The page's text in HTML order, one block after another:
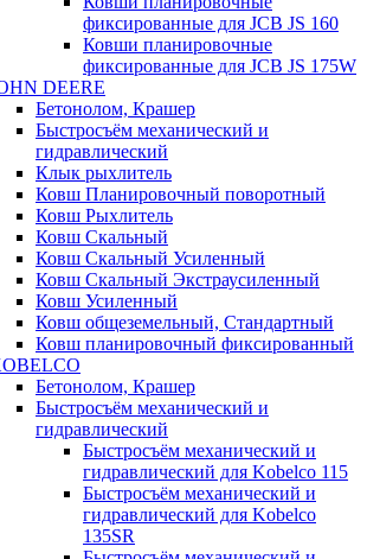
фиксированные для JCB JS 160
Ковши планировочные
фиксированные для JCB JS 175W
DEERE
Бетонолом, Крашер
Быстросъём механический и
гидравлический
Клык рыхлитель
Ковш Планировочный поворотный
Ковш Рыхлитель
Ковш Скальный
Ковш Скальный Усиленный
Ковш Скальный Экстраусиленный
Ковш Усиленный
Ковш общеземельный, Стандартный
Ковш планировочный фиксированный
Бетонолом, Крашер
Быстросъём механический и
гидравлический
Быстросъём механический и
гидравлический для Kobelco 115
Быстросъём механический и
гидравлический для Kobelco
135SR